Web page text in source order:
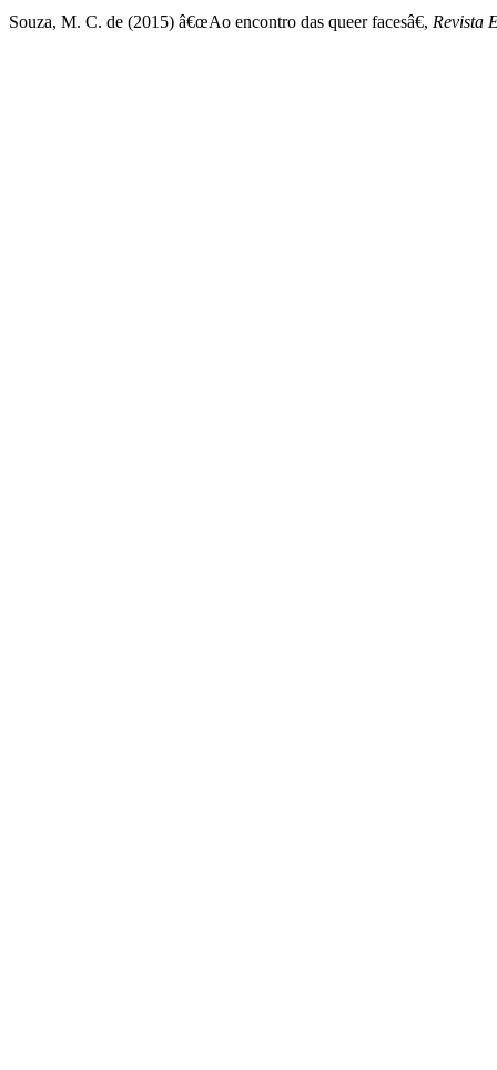
Souza, M. C. de (2015) â€œAo encontro das queer facesâ€, Revista